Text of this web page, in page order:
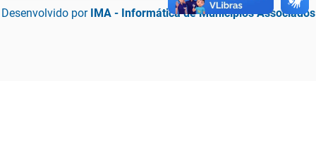
Desenvolvido por IMA - Informática de Municípios Associados